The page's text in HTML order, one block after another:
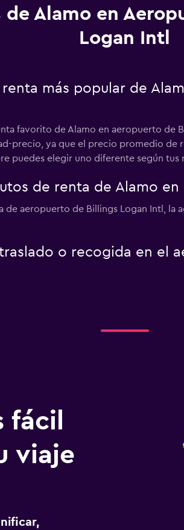
de Alamo en
Logan Intl
más popular de
favorito de Alamo en aeropuerto de
precio, ya que el precio promedio de
puedes elegir uno diferente según tus
de renta de Alamo
aeropuerto de Billings Logan Intl, la
o recogida en el
fácil
viaje